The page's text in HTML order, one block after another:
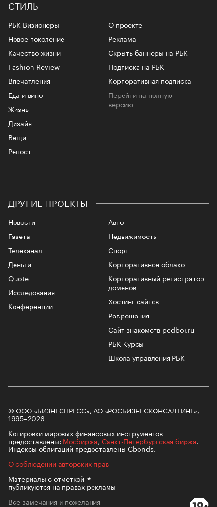
СТИЛЬ
РБК Визионеры
Новое поколение
Качество жизни
Fashion Review
Впечатления
Еда и вино
Жизнь
Дизайн
Вещи
Репост
О проекте
Реклама
Скрыть баннеры на РБК
Подписка на РБК
Корпоративная подписка
Перейти на полную
версию
ДРУГИЕ ПРОЕКТЫ
Новости
Газета
Телеканал
Авто
Недвижимость
Спорт
Корпоративное облако
Корпоративный регистратор
доменов
Хостинг сайтов
Рег.решения
Сайт знакомств podbor.ru
РБК Курсы
Школа управления РБК
Деньги
Quote
Исследования
Конференции
© ООО «БИЗНЕСПРЕСС», АО «РОСБИЗНЕСКОНСАЛТИНГ»,
1995–2026
Котировки мировых финансовых инструментов
предоставлены: Мосбиржа, Санкт-Петербургская биржа.
Индексы облигаций предоставлены Cbonds.
О соблюдении авторских прав
Материалы сотметкой
публикуются на правах рекламы
Все замечания и пожелания